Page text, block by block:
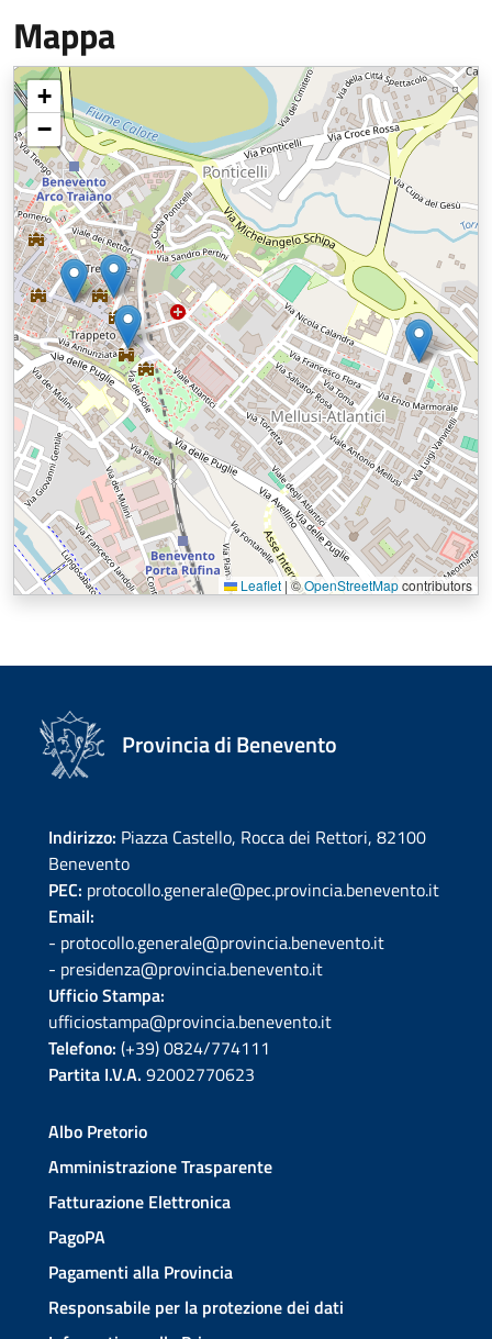
Mappa
+
−
Leaflet |©OpenStreetMapcontributors
Provincia di Benevento
Indirizzo: Piazza Castello, Rocca dei Rettori, 82100
Benevento
PEC: protocollo.generale@pec.provincia.benevento.it
Email:
- protocollo.generale@provincia.benevento.it
- presidenza@provincia.benevento.it
Ufficio Stampa:
ufficiostampa@provincia.benevento.it
Telefono: (+39) 0824/774111
Partita I.V.A. 92002770623
Albo Pretorio
Amministrazione Trasparente
Fatturazione Elettronica
PagoPA
Pagamenti alla Provincia
Responsabile per la protezione dei dati